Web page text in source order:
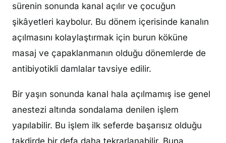
sürenin sonunda kanal açılır ve çocuğun
şikâyetleri kaybolur. Bu dönem içerisinde kanalın
açılmasını kolaylaştırmak için burun köküne
masaj ve çapaklanmanın olduğu dönemlerde de
antibiyotikli damlalar tavsiye edilir.
Bir yaşın sonunda kanal hala açılmamış ise genel
anestezi altında sondalama denilen işlem
yapılabilir. Bu işlem ilk seferde başarısız olduğu
takdirde bir defa daha tekrarlanabilir. Buna